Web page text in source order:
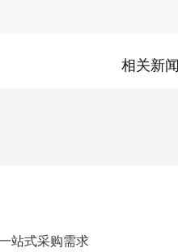
相关新闻
站式采购需求